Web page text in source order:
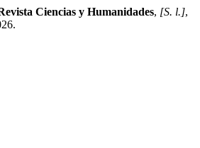
Ciencias y Humanidades, [S. l.],